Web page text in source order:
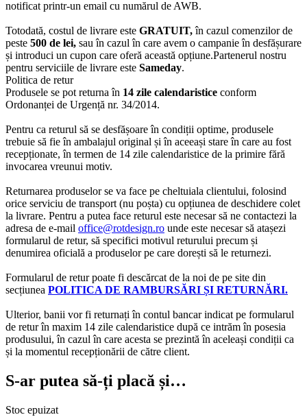
notificat printr-un email cu numărul de AWB.
Totodată, costul de livrare este GRATUIT,în cazul comenzilor de
peste 500 de lei, sau în cazul în care avem o campanie în desfășurare
și introduci un cupon care oferă această opțiune.Partenerul nostru
pentru serviciile de livrare este Sameday.
Politica de retur
Produsele se pot returna în 14 zile calendaristice conform
Ordonanței de Urgență nr. 34/2014.
Pentru ca returul să se desfășoare în condiții optime, produsele
trebuie să fie în ambalajul original și în aceeași stare în care au fost
recepționate, în termen de 14 zile calendaristice de la primire fără
invocarea vreunui motiv.
Returnarea produselor se va face pe cheltuiala clientului, folosind
orice serviciu de transport (nu poșta) cu opțiunea de deschidere colet
la livrare. Pentru a putea face returul este necesar să ne contactezi la
adresa de e-mail office@rotdesign.ro unde este necesar să atașezi
formularul de retur, să specifici motivul returului precum și
denumirea oficială a produselor pe care dorești să le returnezi.
Formularul de retur poate fi descărcat de la noi de pe site din
secțiunea POLITICA DE RAMBURSĂRI ȘI RETURNĂRI.
Ulterior, banii vor fi returnați în contul bancar indicat pe formularul
de retur în maxim 14 zile calendaristice după ce intrăm în posesia
produsului, în cazul în care acesta se prezintă în aceleași condiții ca
și la momentul recepționării de către client.
S-ar putea să-ți placă și…
Stoc epuizat